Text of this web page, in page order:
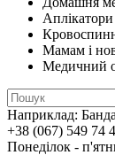
Мамам і
Медичний
Наприклад:
+38 (067) 549 74
Понеділок -